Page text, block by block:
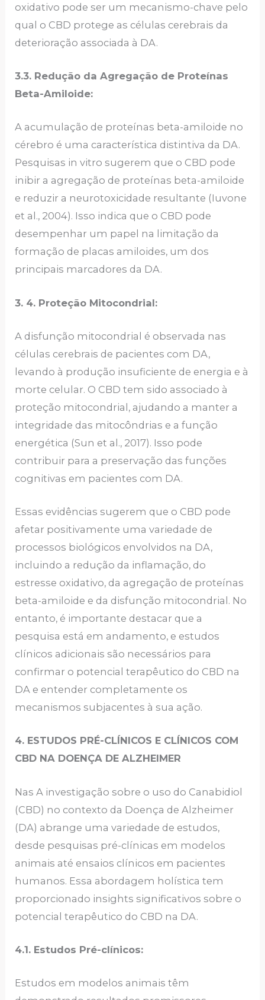
oxidativo pode ser um mecanismo-chave pelo
qual o CBD protege as células cerebrais da
deterioração associada à DA.
3.3. Redução da Agregação de Proteínas
Beta-Amiloide:
A acumulação de proteínas beta-amiloide no
cérebro é uma característica distintiva da DA.
Pesquisas in vitro sugerem que o CBD pode
inibir a agregação de proteínas beta-amiloide
e reduzir a neurotoxicidade resultante (Iuvone
et al., 2004). Isso indica que o CBD pode
desempenhar um papel na limitação da
formação de placas amiloides, um dos
principais marcadores da DA.
3. 4. Proteção Mitocondrial:
A disfunção mitocondrial é observada nas
células cerebrais de pacientes com DA,
levando à produção insuficiente de energia e à
morte celular. O CBD tem sido associado à
proteção mitocondrial, ajudando a manter a
integridade das mitocôndrias e a função
energética (Sun et al., 2017). Isso pode
contribuir para a preservação das funções
cognitivas em pacientes com DA.
Essas evidências sugerem que o CBD pode
afetar positivamente uma variedade de
processos biológicos envolvidos na DA,
incluindo a redução da inflamação, do
estresse oxidativo, da agregação de proteínas
beta-amiloide e da disfunção mitocondrial. No
entanto, é importante destacar que a
pesquisa está em andamento, e estudos
clínicos adicionais são necessários para
confirmar o potencial terapêutico do CBD na
DA e entender completamente os
mecanismos subjacentes à sua ação.
4. ESTUDOS PRÉ-CLÍNICOS E CLÍNICOS COM
CBD NA DOENÇA DE ALZHEIMER
Nas A investigação sobre o uso do Canabidiol
(CBD) no contexto da Doença de Alzheimer
(DA) abrange uma variedade de estudos,
desde pesquisas pré-clínicas em modelos
animais até ensaios clínicos em pacientes
humanos. Essa abordagem holística tem
proporcionado insights significativos sobre o
potencial terapêutico do CBD na DA.
4.1. Estudos Pré-clínicos:
Estudos em modelos animais têm